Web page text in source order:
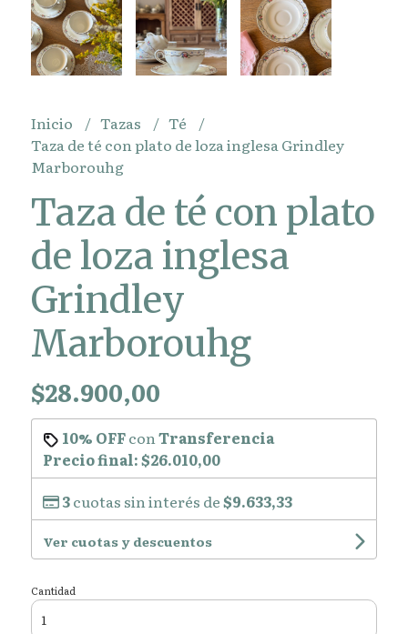
Inicio Tazas
Té
Taza de té con plato de loza inglesa Grindley
Marborouhg
Taza de té con plato
de loza inglesa
Grindley
Marborouhg
$28.900,00
10% OFFcon Transferencia
Precio final:$26.010,00
3cuotas sin interés de$9.633,33
Ver cuotas y descuentos
Cantidad